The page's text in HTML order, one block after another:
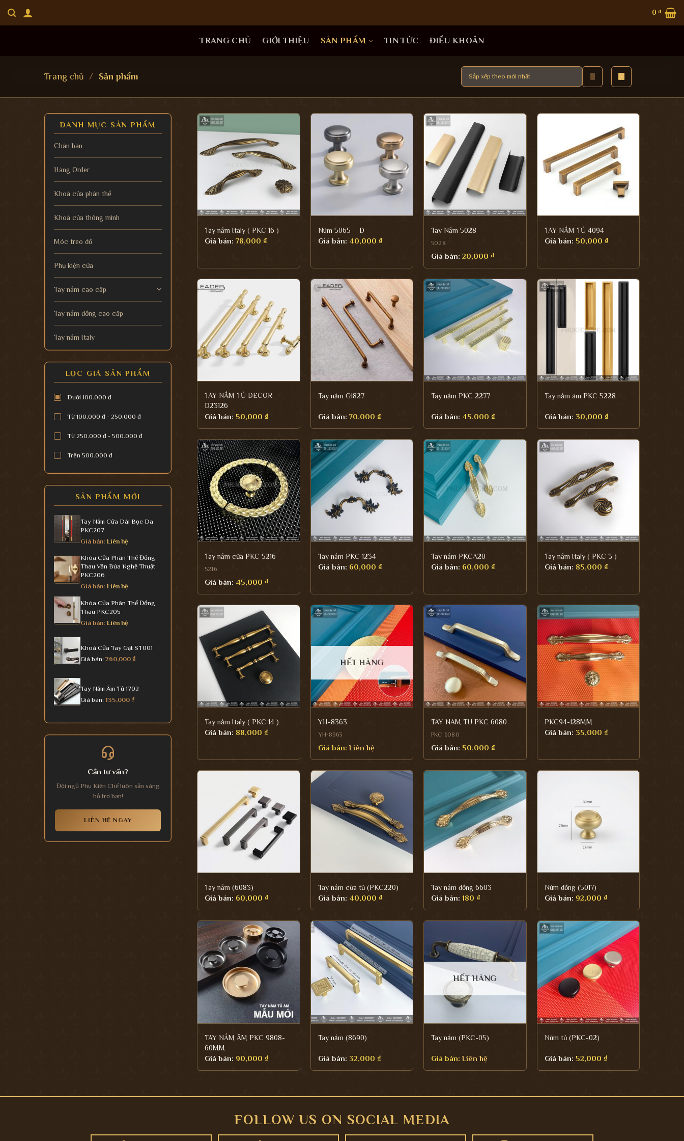
qua
0₫
TRANG CHỦ GIỚI THIỆU SẢN PHẨM TIN TỨC ĐIỀU KHOẢN
Trang chủ / Sản phẩm
DANH MỤC SẢN PHẨM
Chân bàn
Hàng Order
Khoá cửa phân thể
Khoá cửa thông minh
Móc treo đồ
Phụ kiện cửa
Tay nắm cao cấp
Tay nắm đồng cao cấp
Tay nắm Italy
LỌC GIÁ SẢN PHẨM
Dưới 100.000 đ
Từ 100.000 đ - 250.000 đ
Từ 250.000 đ - 500.000 đ
Trên 500.000 đ
SẢN PHẨM MỚI
Tay Nắm Cửa Dài Bọc Da
PKC207
Giá bán: Liên hệ
Khóa Cửa Phân Thể Đồng
Thau Vân Búa Nghệ Thuật
PKC206
Giá bán: Liên hệ
Khóa Cửa Phân Thể Đồng
Thau PKC205
Giá bán: Liên hệ
Khoá Cửa Tay Gạt ST001
Giá bán: 760,000 ₫
Tay Nắm Âm Tủ 1702
Giá bán: 135,000 ₫
Cần tư vấn?
Đội ngũ Phụ Kiện Chế luôn sẵn sàng
hỗ trợ bạn!
LIÊN HỆ NGAY
Tay nắm Italy ( PKC 16 )
Giá bán: 78,000 ₫
Núm 5065 – D
Giá bán: 40,000 ₫
Tay Nắm 5028
5028
Giá bán: 20,000 ₫
TAY NẮM TỦ 4094
Giá bán: 50,000 ₫
TAY NẮM TỦ DECOR
D23126
Giá bán: 50,000 ₫
Tay nắm G1827
Giá bán: 70,000 ₫
Tay nắm PKC 2277
Giá bán: 45,000 ₫
Tay nắm âm PKC 5228
Giá bán: 30,000 ₫
Tay nắm cửa PKC 5216
5216
Giá bán: 45,000 ₫
Tay nắm PKC 1234
Giá bán: 60,000 ₫
Tay nắm PKCA20
Giá bán: 60,000 ₫
Tay nắm Italy ( PKC 3 )
Giá bán: 85,000 ₫
Tay nắm Italy ( PKC 14 )
Giá bán: 88,000 ₫
HẾT HÀNG
YH-8363
YH-8363
Giá bán:Liên hệ
TAY NAM TU PKC 6080
PKC 6080
Giá bán: 50,000 ₫
PKC94-128MM
Giá bán: 35,000 ₫
Tay nắm (6083)
Giá bán: 60,000 ₫
Tay nắm cửa tủ (PKC220)
Giá bán: 40,000 ₫
Tay nắm đồng 6603
Giá bán: 180 ₫
Núm đồng (5017)
Giá bán: 92,000 ₫
TAY NẮM ÂM PKC 9808-
60MM
Giá bán: 90,000 ₫
Tay nắm (8690)
Giá bán: 32,000 ₫
HẾT HÀNG
Tay nắm (PKC-05)
Giá bán:Liên hệ
Núm tủ (PKC-02)
Giá bán: 52,000 ₫
FOLLOW US ON SOCIAL MEDIA